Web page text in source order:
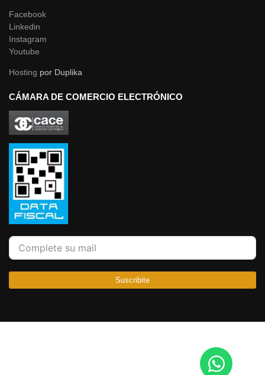
Facebook
Linkedin
Instagram
Youtube
Hosting por Duplika
CÁMARA DE COMERCIO ELECTRÓNICO
Suscribite